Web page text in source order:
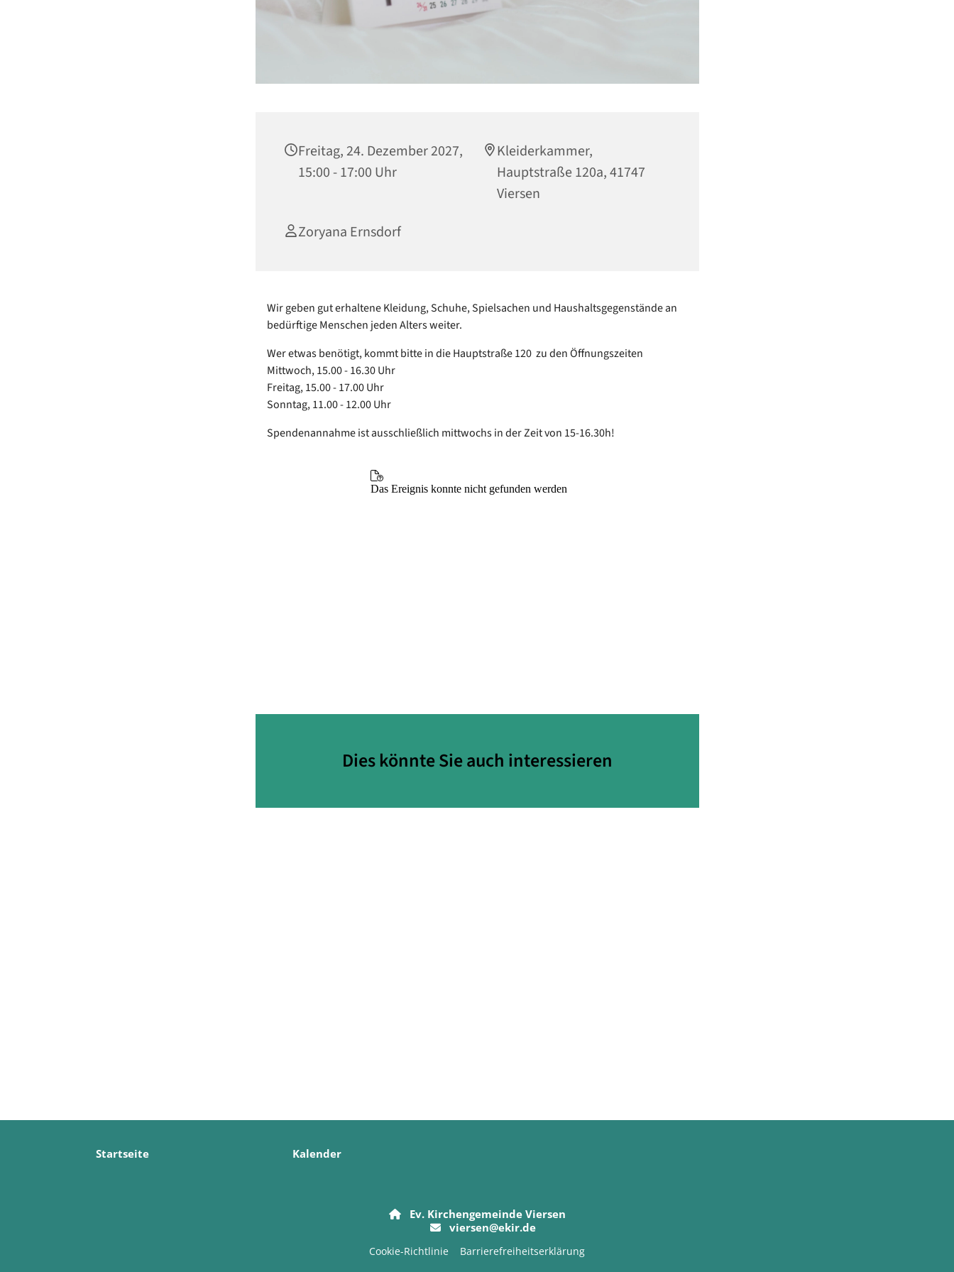
Freitag, 24. Dezember 2027,
15:00 - 17:00 Uhr
Kleiderkammer,
Hauptstraße 120a, 41747
Viersen
Zoryana Ernsdorf
Wir geben gut erhaltene Kleidung, Schuhe, Spielsachen und Haushaltsgegenstände an
bedürftige Menschen jeden Alters weiter.
Wer etwas benötigt, kommt bitte in die Hauptstraße 120 zu den Öffnungszeiten
Mittwoch, 15.00 - 16.30 Uhr
Freitag, 15.00 - 17.00 Uhr
Sonntag, 11.00 - 12.00 Uhr
Spendenannahme ist ausschließlich mittwochs in der Zeit von 15-16.30h!
Dies könnte Sie auch interessieren
Startseite Kalender
Ev. Kirchengemeinde Viersen
viersen@ekir.de
Cookie-Richtlinie Barrierefreiheitserklärung